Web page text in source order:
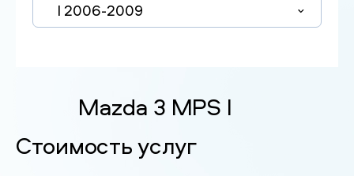
I 2006-2009
Mazda 3 MPS I
Стоимость услуг